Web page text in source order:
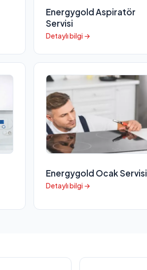
Energygold Aspiratör
Servisi
Detaylı bilgi →
Energygold Ocak Servisi
Detaylı bilgi →